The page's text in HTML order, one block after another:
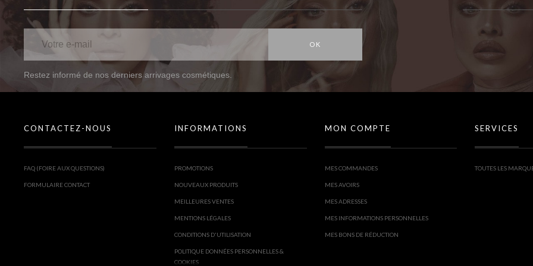
OK
Restez informé de nos derniers arrivages cosmétiques.
CONTACTEZ-NOUS
FAQ (FOIRE AUX QUESTIONS)
FORMULAIRE CONTACT
INFORMATIONS
PROMOTIONS
NOUVEAUX PRODUITS
MEILLEURES VENTES
MENTIONS LÉGALES
CONDITIONS D'UTILISATION
POLITIQUE DONNÉES PERSONNELLES &
COOKIES
MON COMPTE
MES COMMANDES
MES AVOIRS
MES ADRESSES
MES INFORMATIONS PERSONNELLES
MES BONS DE RÉDUCTION
SERVICES
TOUTES LES